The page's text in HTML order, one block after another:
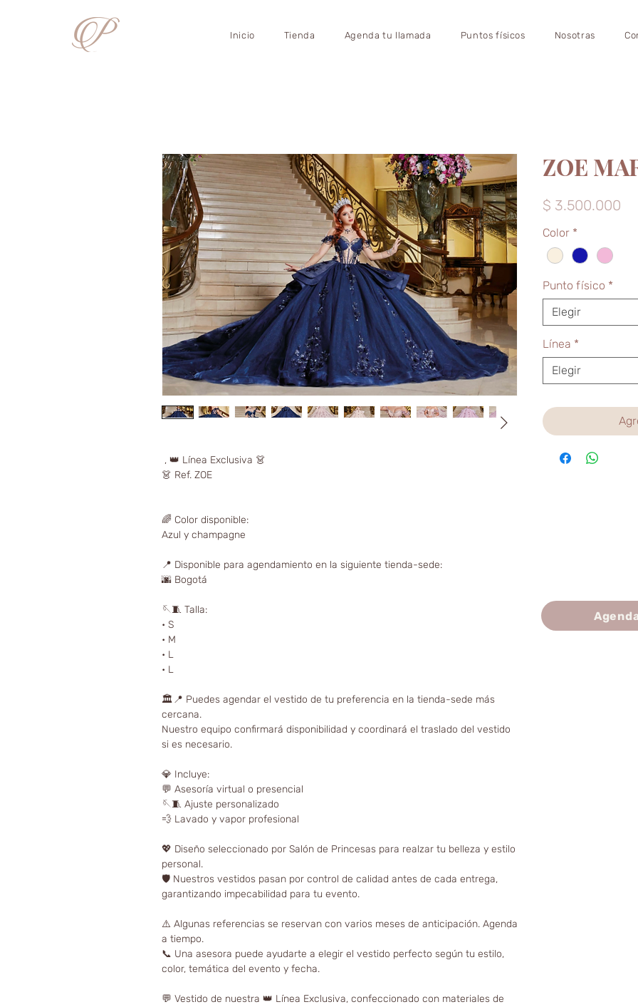
Inicio Tienda Agenda tu llamada Puntos físicos Nosotras
, 👑 Línea Exclusiva 👗
👗 Ref. ZOE
🌈 Color disponible:
Azul y champagne
📍 Disponible para agendamiento en la siguiente tienda-sede:
🌆 Bogotá
🪡🧵 Talla:
• S
• M
• L
• L
🏛📍 Puedes agendar el vestido de tu preferencia en la tienda-sede más
cercana.
Nuestro equipo confirmará disponibilidad y coordinará el traslado del vestido
si es necesario.
💎 Incluye:
💬 Asesoría virtual o presencial
🪡🧵 Ajuste personalizado
💨 Lavado y vapor profesional
💖 Diseño seleccionado por Salón de Princesas para realzar tu belleza y estilo
personal.
🛡️ Nuestros vestidos pasan por control de calidad antes de cada entrega,
garantizando impecabilidad para tu evento.
⚠️ Algunas referencias se reservan con varios meses de anticipación. Agenda
a tiempo.
📞 Una asesora puede ayudarte a elegir el vestido perfecto según tu estilo,
color, temática del evento y fecha.
💬 Vestido de nuestra 👑 Línea Exclusiva, confeccionado con materiales de
ZOE
$ 3.500.000
Color *
Punto físico *
Elegir
Línea *
Elegir